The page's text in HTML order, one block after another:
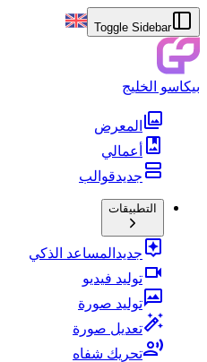
Toggle Sidebar
بيكاسو الخليج
المعرض
أعمالي
جديدقوالب
التطبيقات
جديد المساعد الذكي
توليد فيديو
توليد صورة
تعديل صورة
تحريك شفاه